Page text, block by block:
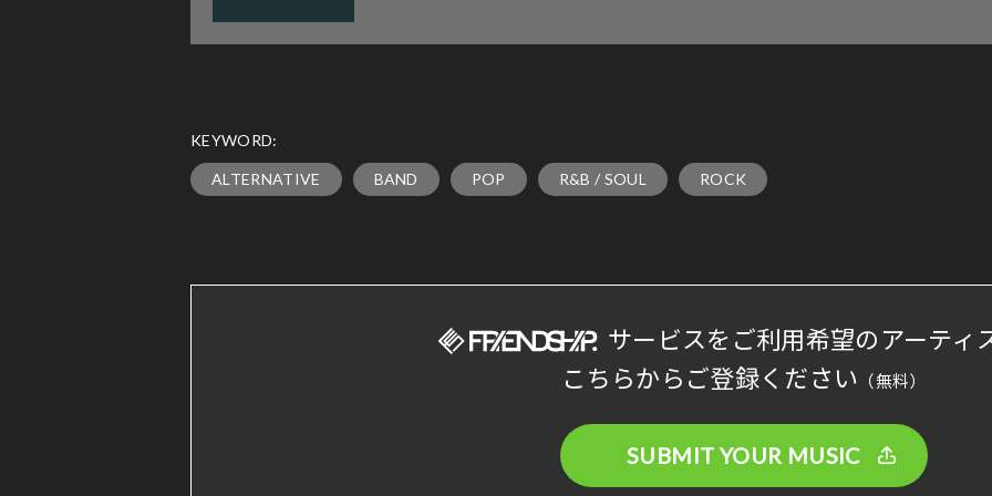
KEYWORD:
ALTERNATIVE BAND POP R&B / SOUL ROCK
サービスをご利用希望のアーティ
こちらからご登録ください （無料）
SUBMIT YOUR MUSIC